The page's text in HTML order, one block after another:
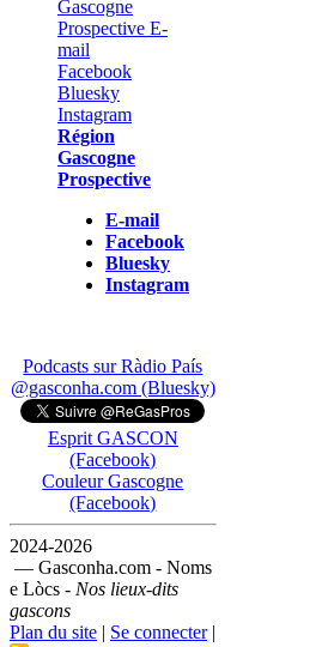
Région
Gascogne
Prospective
E-mail
Facebook
Bluesky
Instagram
Podcasts sur Ràdio País
@gasconha.com (Bluesky)
Esprit GASCON
(Facebook)
Couleur Gascogne
(Facebook)
2024-2026
— Gasconha.com - Noms
e Lòcs - Nos lieux-dits
gascons
Plan du site | Se connecter|